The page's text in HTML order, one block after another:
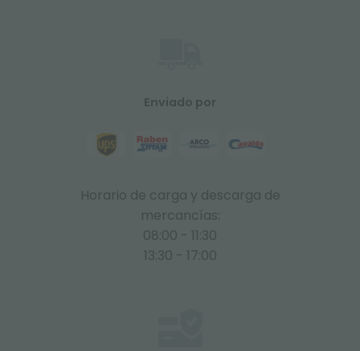
Enviado por
Horario de carga y descarga de
mercancías:
08:00 - 11:30
13:30 - 17:00